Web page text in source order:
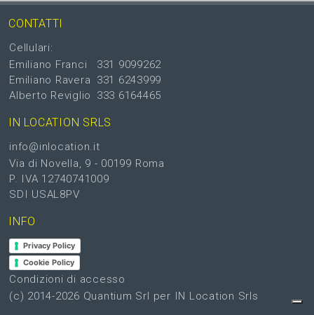
CONTATTI
Cellulari:
Emiliano Franci
Emiliano Ravera
Alberto Reviglio
331 9099262
331 6243999
333 6164465
IN LOCATION SRLS
info@inlocation.it
Via di Novella, 9 - 00199 Roma
P. IVA 12740741009
SDI USAL8PV
INFO
Privacy Policy
Cookie Policy
Condizioni di accesso
(c) 2014-2026 Quantium Srl per IN Location Srls